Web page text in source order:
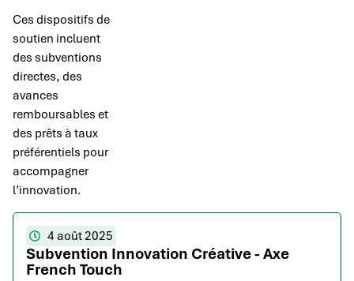
Ces dispositifs de
soutien incluent
des subventions
directes, des
avances
remboursables et
des prêts à taux
préférentiels pour
accompagner
l’innovation.
4 août 2025
Subvention Innovation Créative - Axe
French Touch